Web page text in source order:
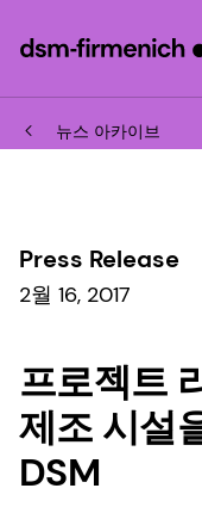
뉴스 아카이브
Press Release
2월 16, 2017
프로젝트
제조 시설
DSM